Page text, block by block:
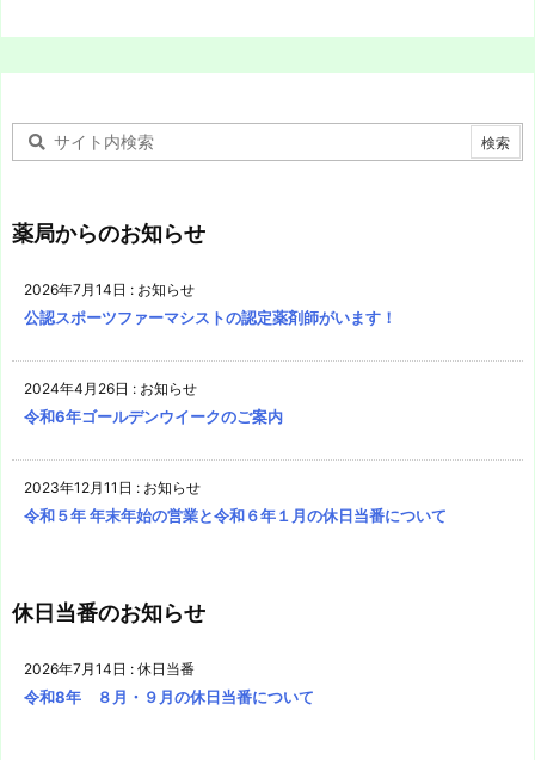
薬局からのお知らせ
2026年7月14日 : お知らせ
公認スポーツファーマシストの認定薬剤師がいます！
2024年4月26日 : お知らせ
令和6年ゴールデンウイークのご案内
2023年12月11日 : お知らせ
令和５年 年末年始の営業と令和６年１月の休日当番について
休日当番のお知らせ
2026年7月14日 : 休日当番
令和8年 ８月・９月の休日当番について